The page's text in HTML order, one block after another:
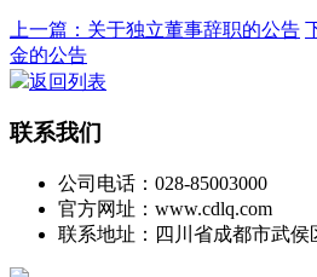
上一篇：关于独立董事辞职的公告
金的公告
返回列表
联系我们
公司电话：028-85003000
官方网址：www.cdlq.com
联系地址：四川省成都市武侯